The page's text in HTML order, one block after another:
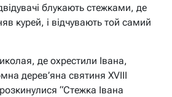
блукають стежками, де
курей, і відчувають той самий
де охрестили Івана,
дерев’яна святиня XVIII
“Стежка Івана